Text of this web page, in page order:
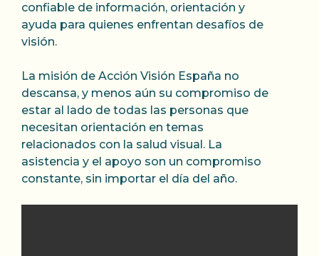
confiable de información, orientación y
ayuda para quienes enfrentan desafíos de
visión.
La misión de Acción Visión España no
descansa, y menos aún su compromiso de
estar al lado de todas las personas que
necesitan orientación en temas
relacionados con la salud visual. La
asistencia y el apoyo son un compromiso
constante, sin importar el día del año.